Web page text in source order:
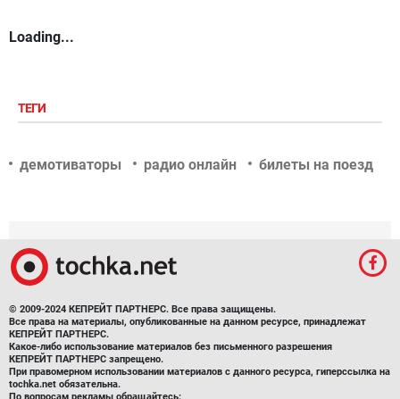
Loading...
ТЕГИ
демотиваторы радио онлайн билеты на поезд
© 2009-2024 КЕПРЕЙТ ПАРТНЕРС. Все права защищены.
Все права на материалы, опубликованные на данном ресурсе, принадлежат
КЕПРЕЙТ ПАРТНЕРС.
Какое-либо использование материалов без письменного разрешения
КЕПРЕЙТ ПАРТНЕРС запрещено.
При правомерном использовании материалов с данного ресурса, гиперссылка на
tochka.net обязательна.